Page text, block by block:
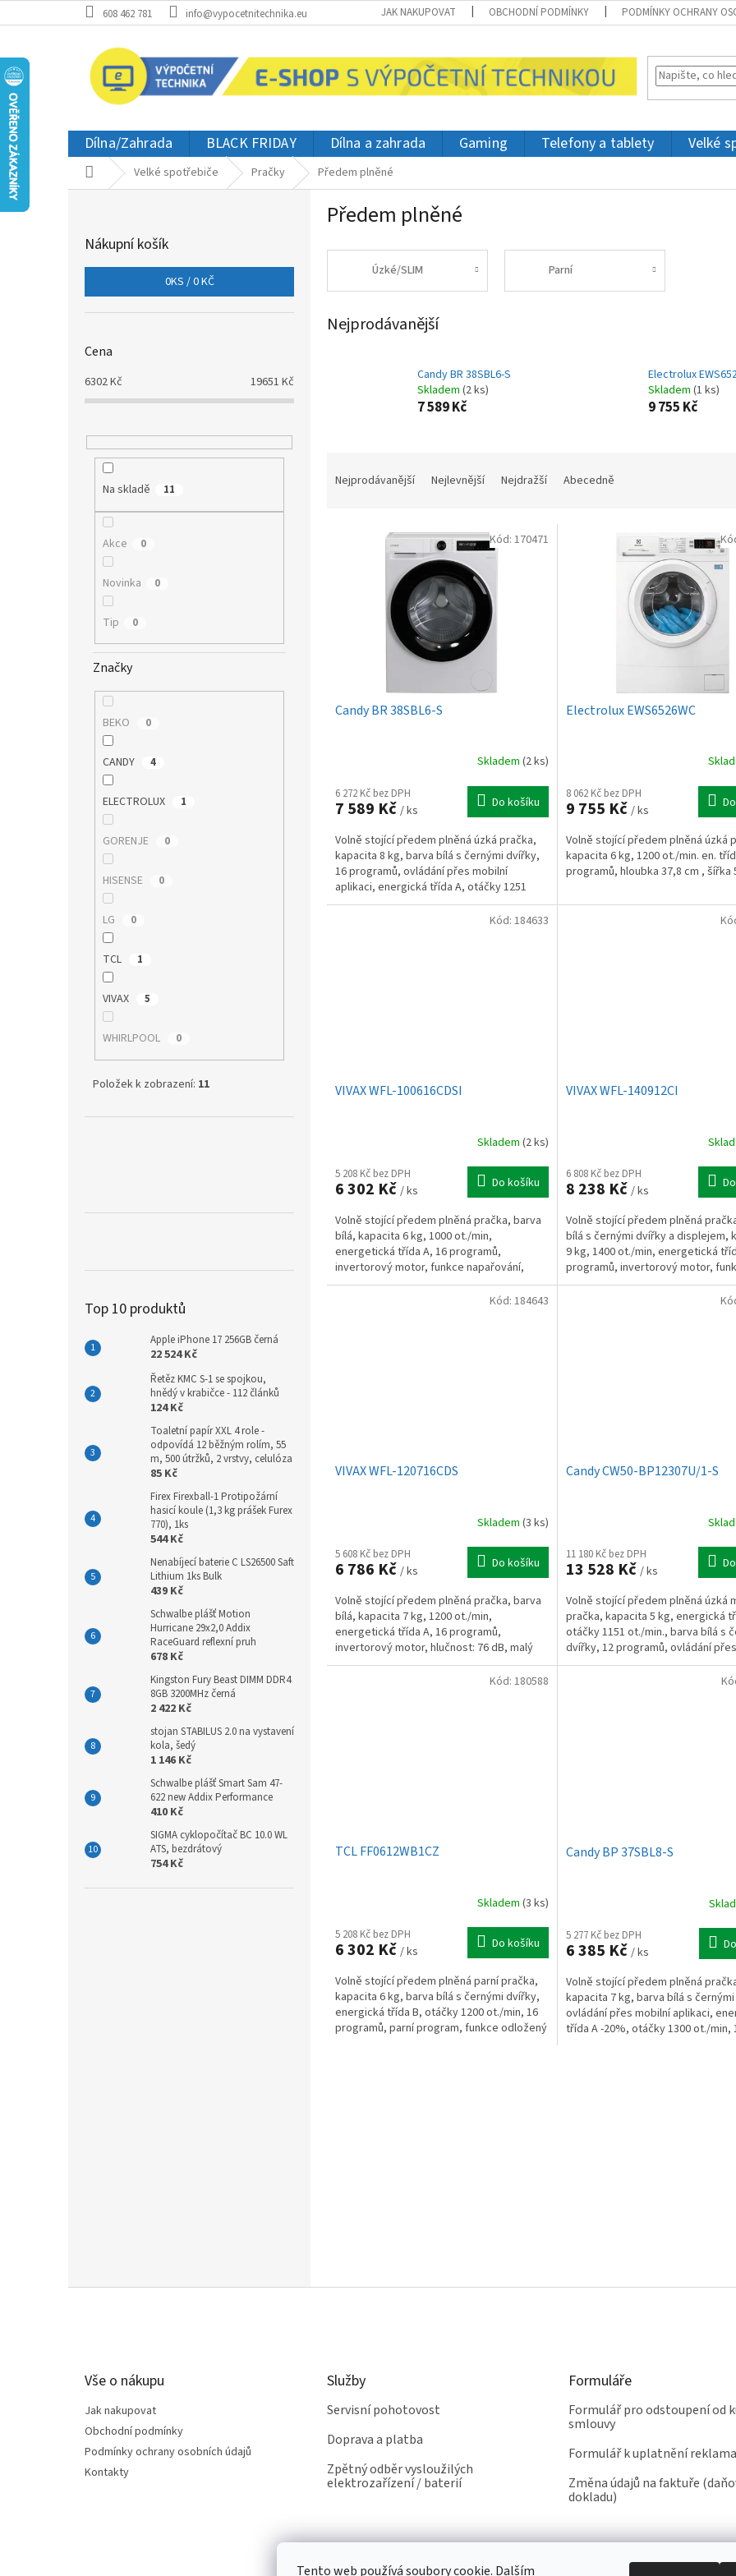
Tento web používá soubory cookie. Dalším
na
608 462 781 info@vypocetnitechnika.eu JAK NAKUPOVAT OBCHODNÍ PODMÍNKY PODMÍNKY OCHRANY
Dílna/Zahrada BLACK FRIDAY Dílna a zahrada Gaming Telefony a tablety Velké
Domů Velké spotřebiče Pračky Předem plněné
Nákupní košík
0KS /0 KČ
Cena
6302Kč 19651 Kč
Na skladě 11
Akce 0
Novinka 0
Tip 0
Značky
BEKO 0
CANDY 4
ELECTROLUX 1
GORENJE 0
HISENSE 0
LG 0
TCL 1
VIVAX 5
WHIRLPOOL 0
Položek k zobrazení: 11
Top 10 produktů
Apple iPhone 17 256GB černá
22 524 Kč
Řetěz KMC S-1 se spojkou,
hnědý v krabičce - 112 článků
124 Kč
Toaletní papír XXL 4 role -
odpovídá 12 běžným rolím, 55
m, 500 útržků, 2 vrstvy, celulóza
85 Kč
Firex Firexball-1 Protipožární
hasicí koule (1,3 kg prášek Furex
770), 1ks
544 Kč
Nenabíjecí baterie C LS26500 Saft
Lithium 1ks Bulk
439 Kč
Schwalbe plášť Motion
Hurricane 29x2,0 Addix
RaceGuard reflexní pruh
678 Kč
Kingston Fury Beast DIMM DDR4
8GB 3200MHz černá
2 422 Kč
stojan STABILUS 2.0 na vystavení
kola, šedý
1 146 Kč
Schwalbe plášť Smart Sam 47-
622 new Addix Performance
410 Kč
SIGMA cyklopočítač BC 10.0 WL
ATS, bezdrátový
754 Kč
Předem plněné
Úzké/SLIM Parní
Nejprodávanější
Candy BR 38SBL6-S
Skladem (2 ks)
7 589 Kč
Electrolux
Skladem (1 ks)
9 755 Kč
Nejprodávanější Nejlevnější Nejdražší Abecedně
Candy BR 38SBL6-S
Skladem (2 ks)
6 272 Kč bez DPH
7 589 Kč / ks Do košíku
Volně stojící předem plněná úzká pračka,
kapacita 8 kg, barva bílá s černými dvířky,
16 programů, ovládání přes mobilní
aplikaci, energická třída A, otáčky 1251
ot./min, funkce...
Kód: 170471
Electrolux EWS6526WC
8 062 Kč bez DPH
9 755 Kč / ks
Volně stojící předem plněná úzká
kapacita 6 kg, 1200 ot./min. en.
programů, hloubka 37,8 cm , šířka
VIVAX WFL-100616CDSI
Skladem (2 ks)
5 208 Kč bez DPH
6 302 Kč / ks Do košíku
Volně stojící předem plněná pračka, barva
bílá, kapacita 6 kg, 1000 ot./min,
energetická třída A, 16 programů,
invertorový motor, funkce napařování,
malý displej, nový bílý...
Kód: 184633
VIVAX WFL-140912CI
6 808 Kč bez DPH
8 238 Kč / ks
Volně stojící předem plněná
bílá s černými dvířky a displejem,
9 kg, 1400 ot./min, energetická
programů, invertorový motor,
napařování,...
VIVAX WFL-120716CDS
Skladem (3 ks)
5 608 Kč bez DPH
6 786 Kč / ks Do košíku
Volně stojící předem plněná pračka, barva
bílá, kapacita 7 kg, 1200 ot./min,
energetická třída A, 16 programů,
invertorový motor, hlučnost: 76 dB, malý
displej, šířka 59,5 cm,...
Kód: 184643
Candy CW50-BP12307U/1-S
11 180 Kč bez DPH
13 528 Kč / ks
Volně stojící předem plněná úzká
pračka, kapacita 5 kg, energická
otáčky 1151 ot./min., barva bílá s
dvířky, 12 programů, ovládání
aplikaci,...
TCL FF0612WB1CZ
Skladem (3 ks)
5 208 Kč bez DPH
6 302 Kč / ks Do košíku
Volně stojící předem plněná parní pračka,
kapacita 6 kg, barva bílá s černými dvířky,
energická třída B, otáčky 1200 ot./min, 16
programů, parní program, funkce odložený
Kód: 180588
Candy BP 37SBL8-S
5 277 Kč bez DPH
6 385 Kč / ks
Volně stojící předem plněná
kapacita 7 kg, barva bílá s
ovládání přes mobilní aplikaci,
třída A -20%, otáčky 1300 ot./min,
ý
Vše o nákupu
Jak nakupovat
Obchodní podmínky
Podmínky ochrany osobních údajů
Kontakty
Služby
Servisní pohotovost
Doprava a platba
Zpětný odběr vysloužilých
elektrozařízení / baterií
Formuláře
Formulář pro odstoupení od
smlouvy
Formulář k uplatnění
Změna údajů na faktuře
dokladu)